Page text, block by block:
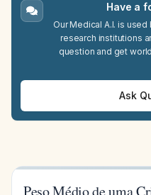
Have a
Our Medical A.I. is
research institutions
question and get
Ask
Peso Médio de uma